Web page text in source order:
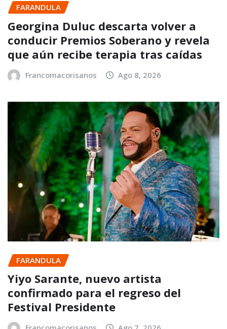
FARANDULA
Georgina Duluc descarta volver a
conducir Premios Soberano y revela
que aún recibe terapia tras caídas
Francomacorisanos Ago 8, 2026
FARANDULA
Yiyo Sarante, nuevo artista
confirmado para el regreso del
Festival Presidente